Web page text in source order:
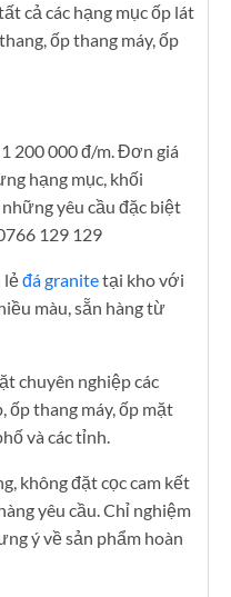
cả các hạng mục ốp lát
ốp thang máy, ốp
200 000 đ/m. Đơn giá
hạng mục, khối
yêu cầu đặc biệt
129 129
lẻđá granitetại kho với
màu, sẵn hàng từ
chuyên nghiệp các
ốp thang máy, ốp mặt
và các tỉnh.
không đặt cọc cam kết
yêu cầu. Chỉ nghiệm
ý về sản phẩm hoàn